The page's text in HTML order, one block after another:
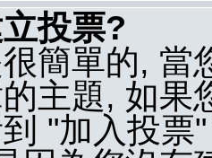
投票?
簡單的, 當
主題, 如果
"加入投票